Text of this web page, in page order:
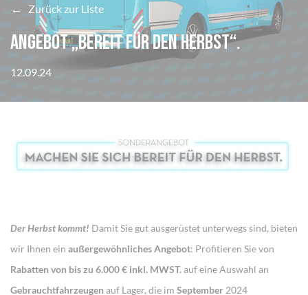
← Zurück zur Liste
ANGEBOT „BEREIT FÜR DEN HERBST“.
12.09.24
Der Herbst kommt! Damit Sie gut ausgerüstet unterwegs sind, bieten
wir Ihnen ein außergewöhnliches Angebot: Profitieren Sie von
Rabatten von bis zu 6.000 € inkl. MWST.auf eine Auswahl an
Gebrauchtfahrzeugen auf Lager, die im September 2024